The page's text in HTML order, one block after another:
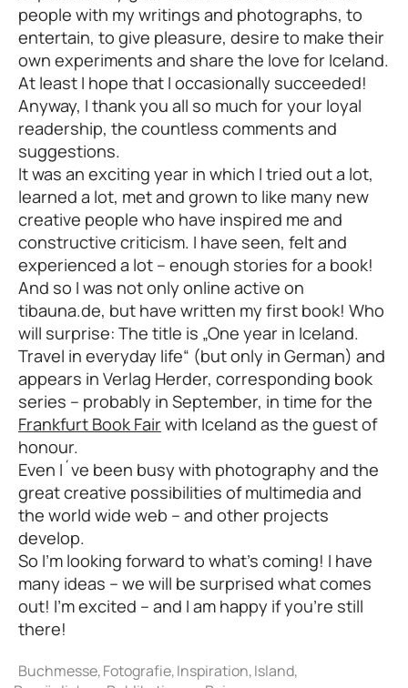
people with my writings and photographs, to
entertain, to give pleasure, desire to make their
own experiments and share the love for Iceland.
At least I hope that I occasionally succeeded!
Anyway, I thank you all so much for your loyal
readership, the countless comments and
suggestions.
It was an exciting year in which I tried out a lot,
learned a lot, met and grown to like many new
creative people who have inspired me and
constructive criticism. I have seen, felt and
experienced a lot – enough stories for a book!
And so I was not only online active on
tibauna.de, but have written my first book! Who
will surprise: The title is „One year in Iceland.
Travel in everyday life“ (but only in German) and
appears in Verlag Herder, corresponding book
series – probably in September, in time for the
Frankfurt Book Fair with Iceland as the guest of
honour.
Even I´ve been busy with photography and the
great creative possibilities of multimedia and
the world wide web – and other projects
develop.
So I’m looking forward to what’s coming! I have
many ideas – we will be surprised what comes
out! I’m excited – and I am happy if you’re still
there!